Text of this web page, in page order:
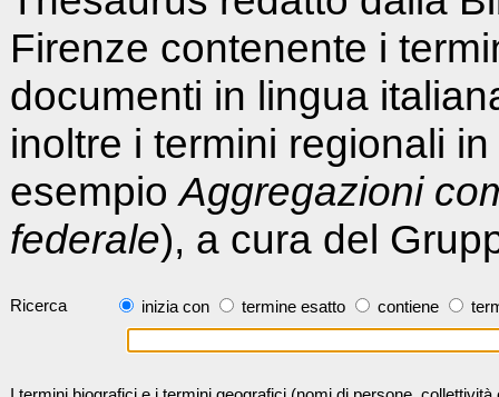
Firenze contenente i
documenti in lingua
inoltre i termini regionali
esempioAggregazioni
federale), a cura del
Ricerca inizia con termine esatto contiene